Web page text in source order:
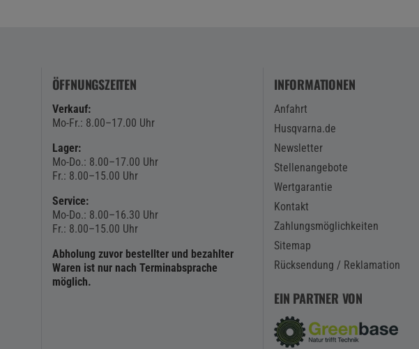
ÖFFNUNGSZEITEN
Verkauf:
Mo-Fr.: 8.00–17.00 Uhr
Lager:
Mo-Do.: 8.00–17.00 Uhr
Fr.: 8.00–15.00 Uhr
Service:
Mo-Do.: 8.00–16.30 Uhr
Fr.: 8.00–15.00 Uhr
Abholung zuvor bestellter und bezahlter
Waren ist nur nach Terminabsprache
möglich.
INFORMATIONEN
Anfahrt
Husqvarna.de
Newsletter
Stellenangebote
Wertgarantie
Kontakt
Zahlungsmöglichkeiten
Sitemap
Rücksendung / Reklamation
EIN PARTNER VON